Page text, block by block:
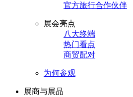
官方旅行合作伙伴
展会亮点
八大终端
热门看点
商贸配对
为何参观
展商与展品